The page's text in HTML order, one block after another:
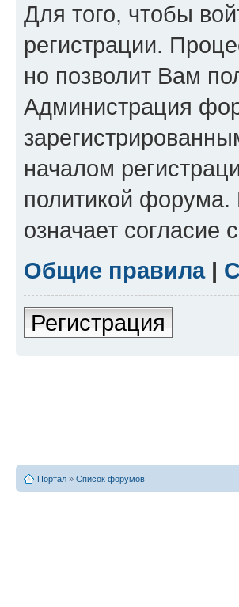
Для того, чтобы
регистрации.
но позволит Вам
Администрация
началом
политикой
означает согласие
Общие правила|
Регистрация
Портал » Список форумов